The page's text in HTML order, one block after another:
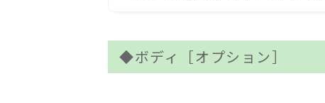
◆ボディ［オプション］